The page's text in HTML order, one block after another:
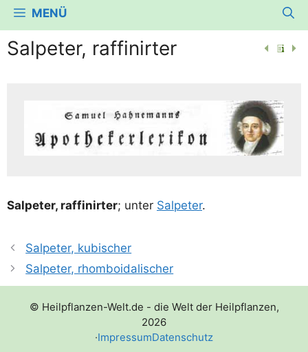
MENÜ
Salpeter, raffinirter
Sal­pe­ter, raf­fi­nirter; unter Sal­pe­ter.
Salpeter, kubischer
Salpeter, rhomboidalischer
© Heilpflanzen-Welt.de - die Welt der Heilpflanzen,
2026
·ImpressumDatenschutz